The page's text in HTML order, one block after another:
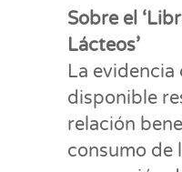
Sobre el
Lácteos’
La
disponible
relación
consumo de